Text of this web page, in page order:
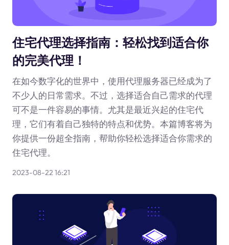
住宅代理选择指南：轻松找到适合你
的完美代理！
在如今数字化的世界中，使用代理服务器已经成为了
不少人的日常需求。不过，选择适合自己需求的代理
可不是一件容易的事情。尤其是最近兴起的住宅代
理，它们有着自己独特的特点和优势。本篇博客将为
你提供一份超全指南，帮助你轻松选择适合你需求的
住宅代理。
2023-08-22 16:21